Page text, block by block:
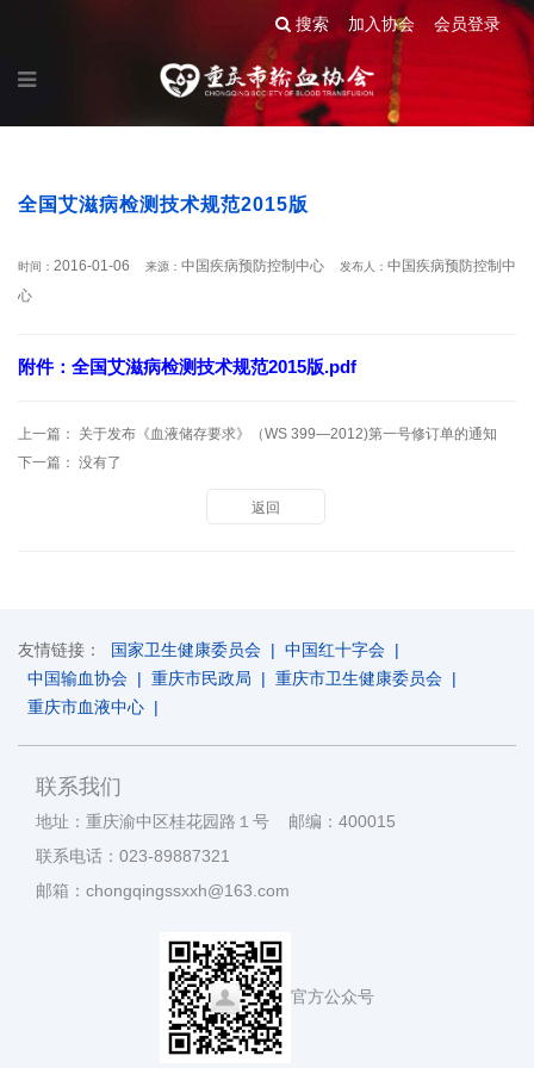
搜索 加入协会 会员登录
全国艾滋病检测技术规范2015版
时间： 2016-01-06 来源： 中国疾病预防控制中心 发布人： 中国疾病预防控制中
心
附件：全国艾滋病检测技术规范2015版.pdf
上一篇： 关于发布《血液储存要求》（WS 399—2012)第一号修订单的通知
下一篇： 没有了
返回
友情链接： 国家卫生健康委员会 | 中国红十字会 |
中国输血协会 | 重庆市民政局 | 重庆市卫生健康委员会 |
重庆市血液中心 |
联系我们
地址：重庆渝中区桂花园路１号 邮编：400015
联系电话：023-89887321
邮箱：chongqingssxxh@163.com
官方公众号